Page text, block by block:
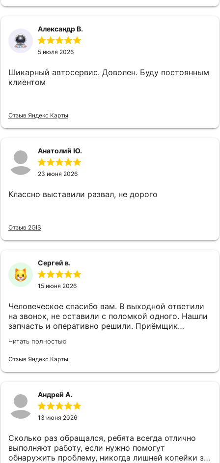
Александр В.
5 июля 2026
Шикарный автосервис. Доволен. Буду постоянным
клиентом
Отзыв Яндекс Карты
Анатолий Ю.
23 июня 2026
Классно выставили развал, не дорого
Отзыв 2GIS
Сергей в.
15 июня 2026
Человеческое спасибо вам. В выходной ответили
на звонок, не оставили с поломкой одного. Нашли
запчасть и оперативно решили. Приёмщик
Мастер опытный и очень умелый. Шли по трассе
проездом через Омск, потекла помпа, записали на
утро, решили проблему после обеда. На Мерседес
можно и нужно ехать к ним
Читать полностью
Отзыв Яндекс Карты
Андрей А.
13 июня 2026
Сколько раз обращался, ребята всегда отлично
выполняют работу, если нужно помогут
обнаружить проблему, никогда лишней копейки за